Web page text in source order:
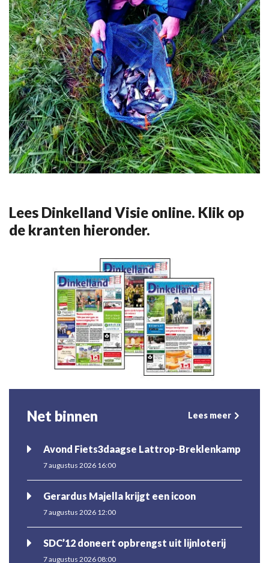
Lees Dinkelland Visie online. Klik op
de kranten hieronder.
Net binnen Lees meer
Avond Fiets3daagse Lattrop-Breklenkamp
7 augustus 2026 16:00
Gerardus Majella krijgt een icoon
7 augustus 2026 12:00
SDC’12 doneert opbrengst uit lijnloterij
7 augustus 2026 08:00